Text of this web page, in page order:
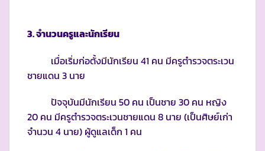
3. จำนวนครูและนักเรียน
เมื่อเริ่มก่อตั้งมีนักเรียน 41 คน มีครูตำรวจตระเวน
ชายแดน 3 นาย
ปัจจุบันมีนักเรียน 50 คน เป็นชาย 30 คน หญิง
20 คน มีครูตำรวจตระเวนชายแดน 8 นาย (เป็นศิษย์เก่า
จำนวน 4 นาย) ผู้ดูแลเด็ก 1 คน